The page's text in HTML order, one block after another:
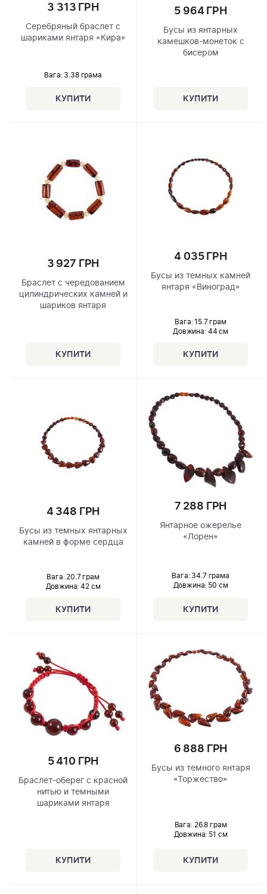
3 313 ГРН
Серебряный браслет с
шариками янтаря «Кира»
Вага: 3.38 грама
5 964 ГРН
Бусы из янтарных
камешков-монеток с
бисером
3 927 ГРН
Браслет с чередованием
цилиндрических камней и
шариков янтаря
4 035 ГРН
Бусы из темных камней
янтаря «Виноград»
Вага: 15.7 грам
Довжина:44 см
4 348 ГРН
Бусы из темных янтарных
камней в форме сердца
Вага: 20.7 грам
Довжина: 42 см
7 288 ГРН
Янтарное ожерелье
«Лорен»
Вага: 34.7 грама
Довжина: 50 см
5 410 ГРН
Браслет-оберег с красной
нитью и темными
шариками янтаря
6 888 ГРН
Бусы из темного янтаря
«Торжество»
Вага: 26.8 грам
Довжина: 51 см